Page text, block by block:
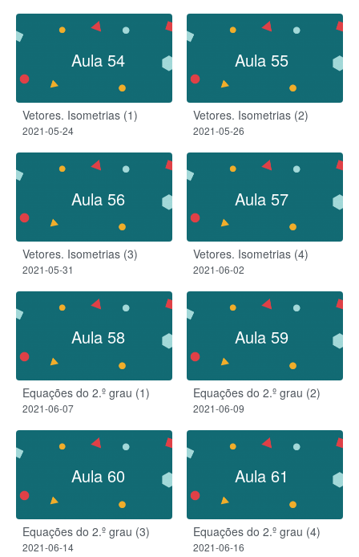
Aula 54
Vetores. Isometrias (1)
2021-05-24
Aula 55
Vetores. Isometrias (2)
2021-05-26
Aula 56
Vetores. Isometrias (3)
2021-05-31
Aula 57
Vetores. Isometrias (4)
2021-06-02
Aula 58
Equações do 2.º grau (1)
2021-06-07
Aula 59
Equações do 2.º grau (2)
2021-06-09
Aula 60
Equações do 2.º grau (3)
2021-06-14
Aula 61
Equações do 2.º grau (4)
2021-06-16